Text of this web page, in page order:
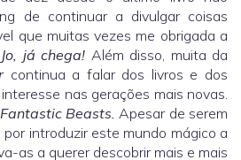
de continuar a divulgar coisas
que muitas vezes me obrigada a
já chega! Além disso, muita da
continua a falar dos livros e dos
nas gerações mais novas.
Fantastic Beasts. Apesar de serem
introduzir este mundo mágico a
as a querer descobrir mais e mais